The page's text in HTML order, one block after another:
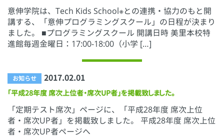
意伸学院は、Tech Kids School※との連携・協力のもと開
講する、「意伸プログラミングスクール」の日程が決まり
ました。 ■プログラミングスクール 開講日時 美里本校特
進館毎週金曜日：17:00-18:00（小学 […]
お知らせ 2017.02.01
「平成28年度 席次上位者・席次UP者」を掲載致しました。
「定期テスト席次」ページに、「平成28年度 席次上位
者・席次UP者」を掲載致しました。 平成28年度 席次上位
者・席次UP者ページへ